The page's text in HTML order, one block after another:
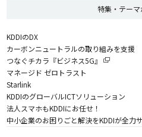
特集・テー
KDDIのDX
カーボンニュートラルの取り組みを支援
つなぐチカラ『ビジネス5G』
マネージド ゼロトラスト
Starlink
KDDIのグローバルICTソリューション
法人スマホもKDDIにお任せ！
中小企業のお困りごと解決をKDDIが全力